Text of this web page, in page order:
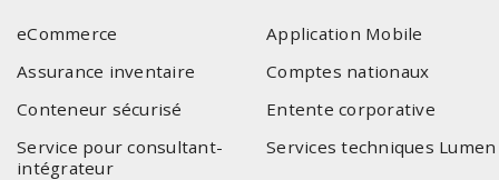
eCommerce
Application Mobile
Assurance inventaire
Comptes nationaux
Conteneur sécurisé
Entente corporative
Service pour consultant-
intégrateur
Services techniques Lumen